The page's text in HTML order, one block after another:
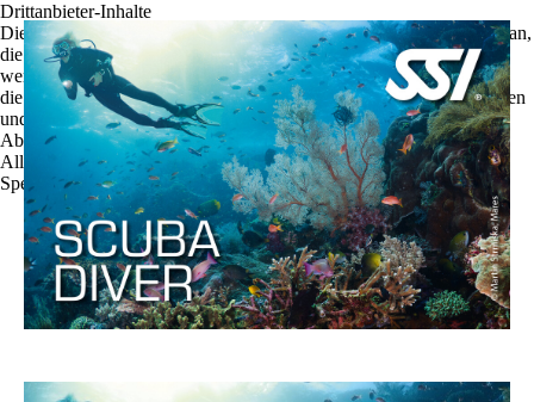
Drittanbieter-Inhalte
Diese Webseite bietet möglicherweise Inhalte oder Funktionalitäten an,
die von Drittanbietern eigenverantwortlich zur Verfügung gestellt
werden. Diese Drittanbieter können eigene Cookies setzen, z.B. um
die Nutzeraktivität zu verfolgen oder ihre Angebote zu personalisieren
und zu optimieren.
Ablehnen
Alle akzeptieren
Speichern